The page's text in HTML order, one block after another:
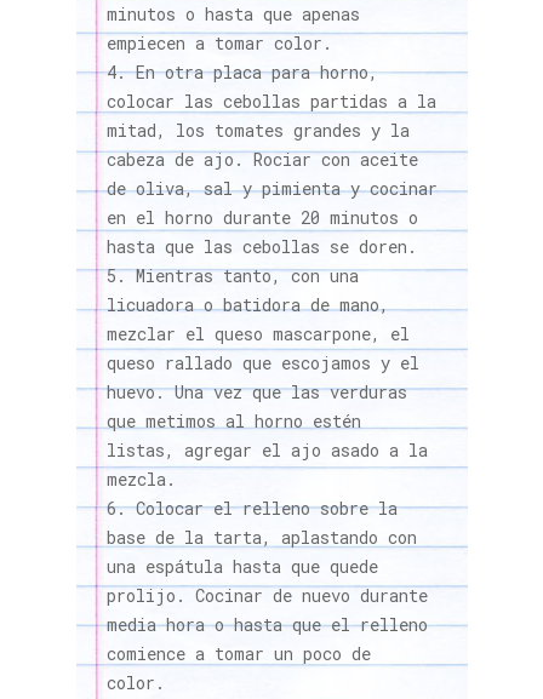
minutos o hasta que apenas
empiecen a tomar color.
En otra placa para horno,
colocar las cebollas partidas a la
mitad, los tomates grandes y la
cabeza de ajo. Rociar con aceite
de oliva, sal y pimienta y cocinar
en el horno durante 20 minutos o
hasta que las cebollas se doren.
Mientras tanto, con una
licuadora o batidora de mano,
mezclar el queso mascarpone, el
queso rallado que escojamos y el
huevo. Una vez que las verduras
que metimos al horno estén
listas, agregar el ajo asado a la
mezcla.
Colocar el relleno sobre la
base de la tarta, aplastando con
una espátula hasta que quede
prolijo. Cocinar de nuevo durante
media hora o hasta que el relleno
comience a tomar un poco de
color.